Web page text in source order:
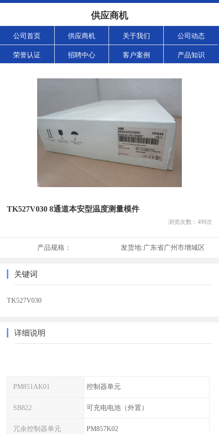
供应商机
公司首页 供应商机 关于我们 公司动态
荣誉认证 招聘中心 客户案例 产品知识
TK527V030 8通道本安型温度测量模件
浏览次数： 499次
产品规格： 发货地:广东省广州市增城区
关键词
TK527V030
详细说明
PM851AK01 控制器单元
SB822 可充电电池（外置）
冗余控制器单元 PM857K02